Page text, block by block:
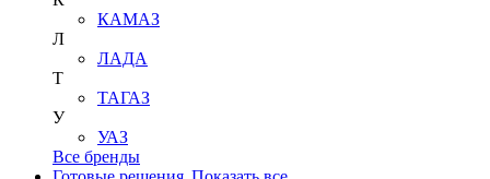
КАМАЗ
Л
ЛАДА
Т
ТАГАЗ
У
УАЗ
Все бренды